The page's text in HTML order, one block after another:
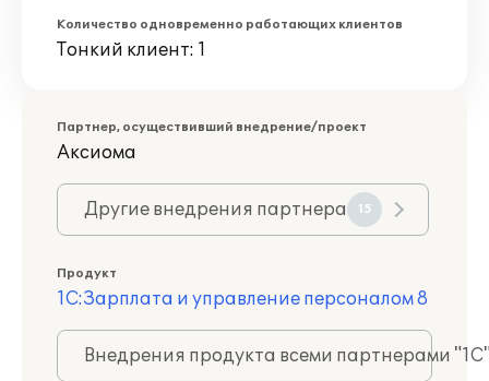
Количество одновременно работающих клиентов
Тонкий клиент: 1
Партнер, осуществивший внедрение/проект
Аксиома
Другие внедрения партнера 15
Продукт
1С:Зарплата и управление персоналом 8
Внедрения продукта всеми партнерами